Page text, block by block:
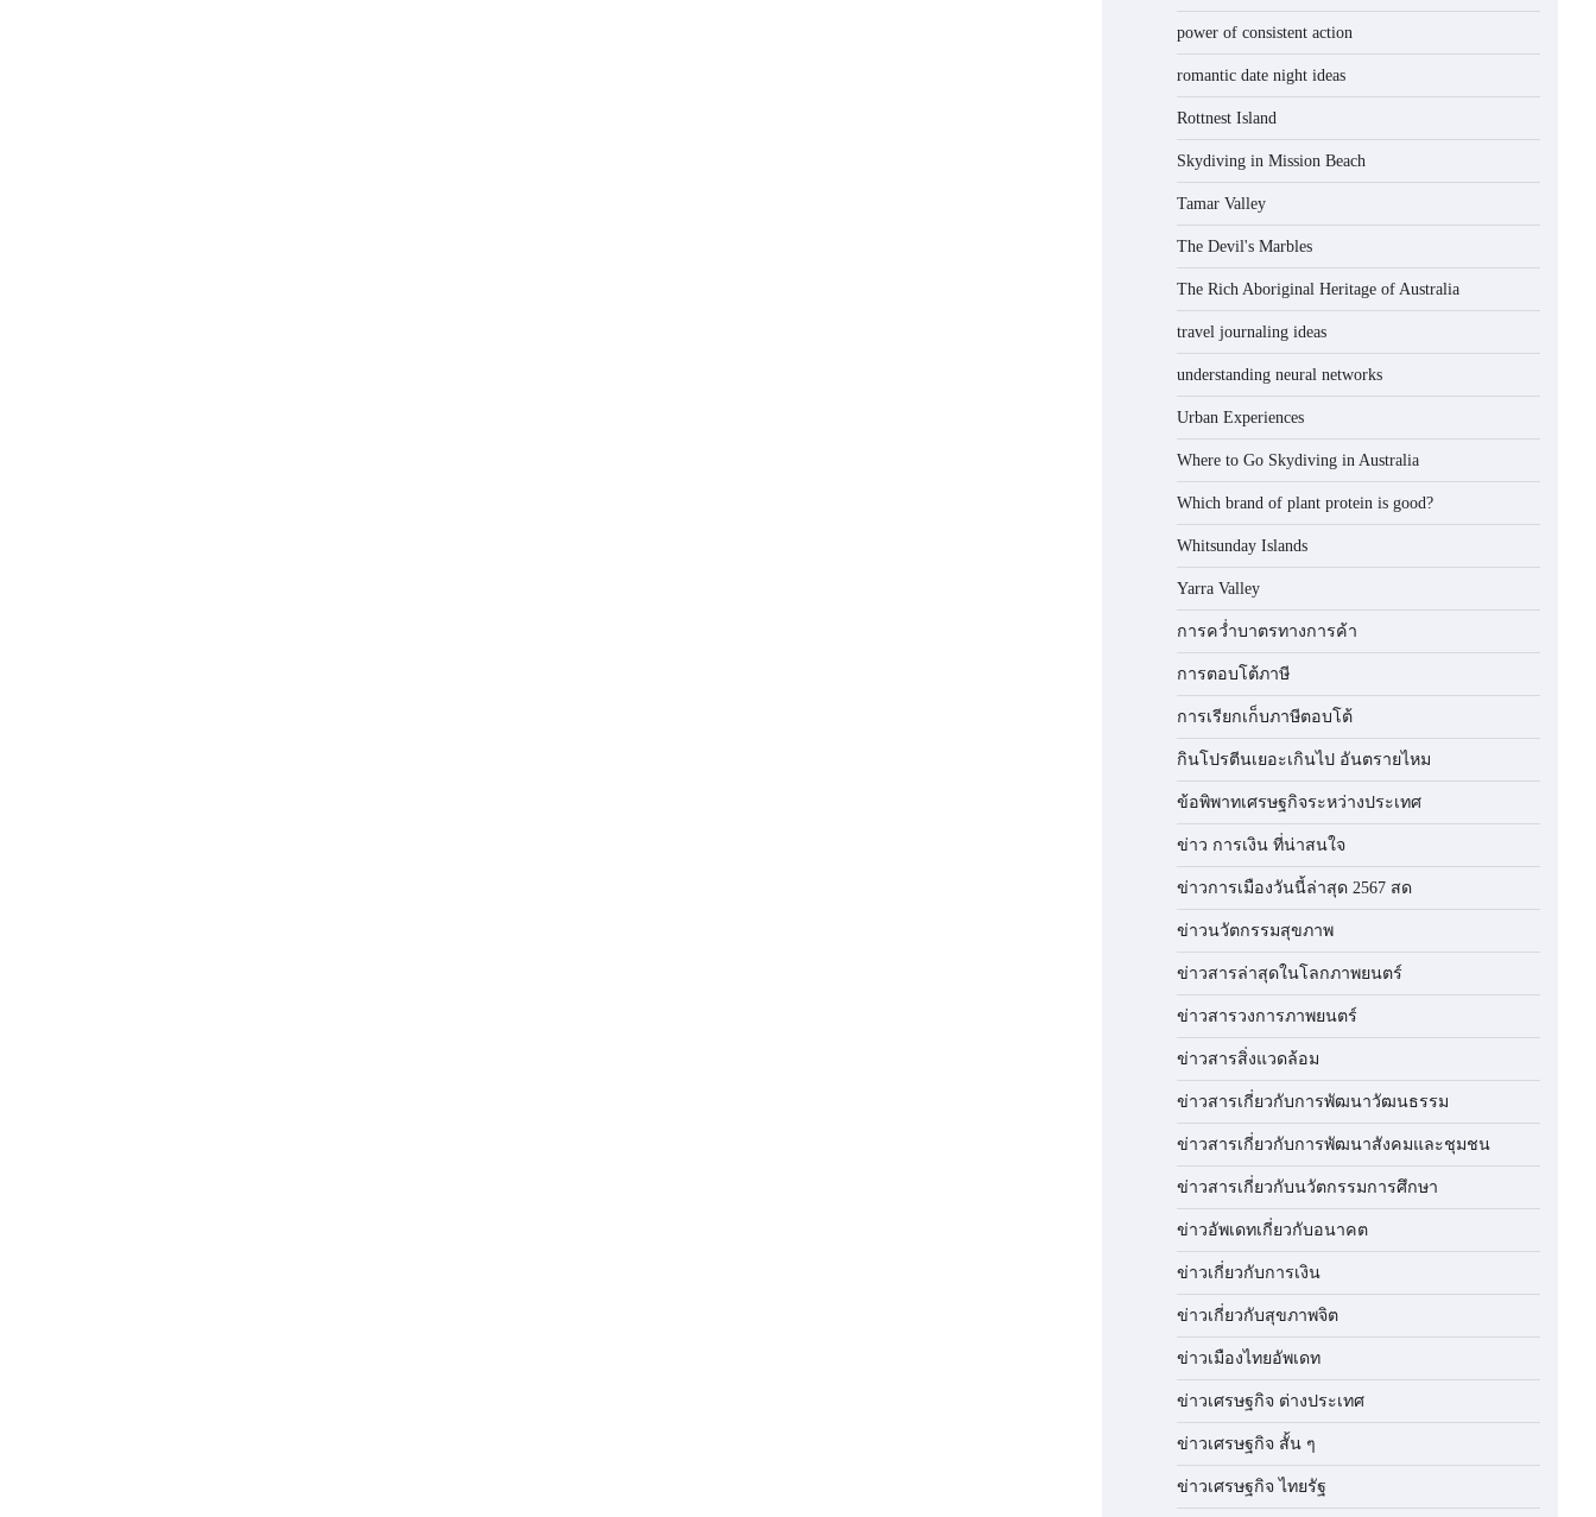
power of consistent action
romantic date night ideas
Rottnest Island
Skydiving in Mission Beach
Tamar Valley
The Devil's Marbles
The Rich Aboriginal Heritage of Australia
travel journaling ideas
understanding neural networks
Urban Experiences
Where to Go Skydiving in Australia
Which brand of plant protein is good?
Whitsunday Islands
Yarra Valley
การคว่ำบาตรทางการค้า
การตอบโต้ภาษี
การเรียกเก็บภาษีตอบโต้
กินโปรตีนเยอะเกินไป อันตรายไหม
ข้อพิพาทเศรษฐกิจระหว่างประเทศ
ข่าว การเงิน ที่น่าสนใจ
ข่าวการเมืองวันนี้ล่าสุด 2567 สด
ข่าวนวัตกรรมสุขภาพ
ข่าวสารล่าสุดในโลกภาพยนตร์
ข่าวสารวงการภาพยนตร์
ข่าวสารสิ่งแวดล้อม
ข่าวสารเกี่ยวกับการพัฒนาวัฒนธรรม
ข่าวสารเกี่ยวกับการพัฒนาสังคมและชุมชน
ข่าวสารเกี่ยวกับนวัตกรรมการศึกษา
ข่าวอัพเดทเกี่ยวกับอนาคต
ข่าวเกี่ยวกับการเงิน
ข่าวเกี่ยวกับสุขภาพจิต
ข่าวเมืองไทยอัพเดท
ข่าวเศรษฐกิจ ต่างประเทศ
ข่าวเศรษฐกิจ สั้น ๆ
ข่าวเศรษฐกิจ ไทยรัฐ